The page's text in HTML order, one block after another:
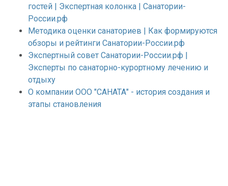
гостей | Экспертная колонка | Санатории-
России.рф
Методика оценки санаториев | Как формируются
обзоры и рейтинги Санатории-России.рф
Экспертный совет Санатории-России.рф |
Эксперты по санаторно-курортному лечению и
отдыху
О компании ООО "САНАТА" - история создания и
этапы становления